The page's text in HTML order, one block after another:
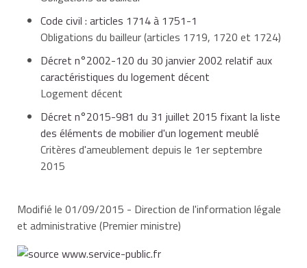
des ustensiles de cuisine,
une table,
des sièges,
Code civil : articles 1714 à 1751-1
Obligations du bailleur (articles 1719, 1720 et 1724)
Décret n°2002-120 du 30 janvier 2002 relatif aux
caractéristiques du logement décent
Logement décent
Décret n°2015-981 du 31 juillet 2015 fixant la liste
des éléments de mobilier d'un logement meublé
Critères d'ameublement depuis le 1er septembre
2015
Modifié le 01/09/2015 - Direction de l'information légale
et administrative (Premier ministre)